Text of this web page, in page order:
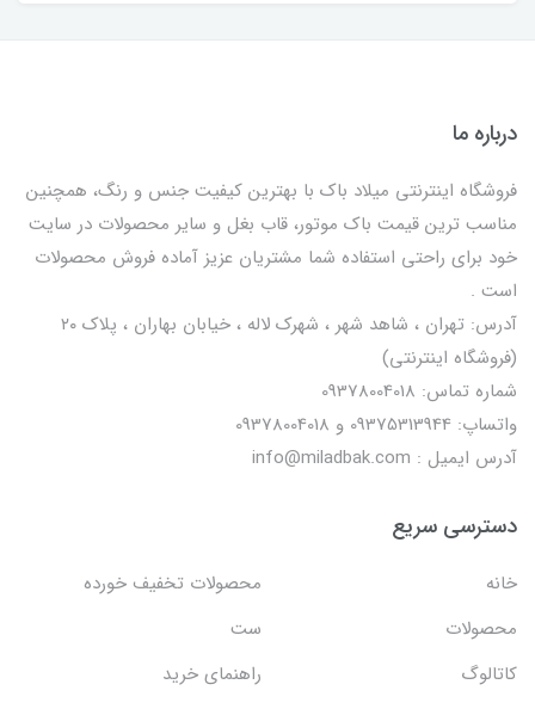
درباره ما
فروشگاه اینترنتی میلاد باک با بهترین کیفیت جنس و رنگ، همچنین
مناسب ترین قیمت باک موتور، قاب بغل و سایر محصولات در سایت
خود برای راحتی استفاده شما مشتریان عزیز آماده فروش محصولات
است .
آدرس: تهران ، شاهد شهر ، شهرک لاله ، خیابان بهاران ، پلاک ۲۰
(فروشگاه اینترنتی)
شماره تماس: 09378004018
واتساپ: 09375313944 و 09378004018
آدرس ایمیل : info@miladbak.com
دسترسی سریع
خانه
محصولات تخفیف خورده
محصولات
ست
کاتالوگ
راهنمای خرید